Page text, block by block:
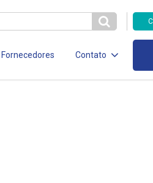
Fornecedores Contato